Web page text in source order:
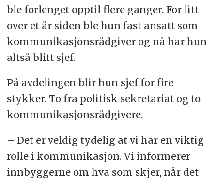
ble forlenget opptil flere ganger. For litt
over et år siden ble hun fast ansatt som
kommunikasjonsrådgiver og nå har hun
altså blitt sjef.
På avdelingen blir hun sjef for fire
stykker. To fra politisk sekretariat og to
kommunikasjonsrådgivere.
– Det er veldig tydelig at vi har en viktig
rolle i kommunikasjon. Vi informerer
innbyggerne om hva som skjer, når det